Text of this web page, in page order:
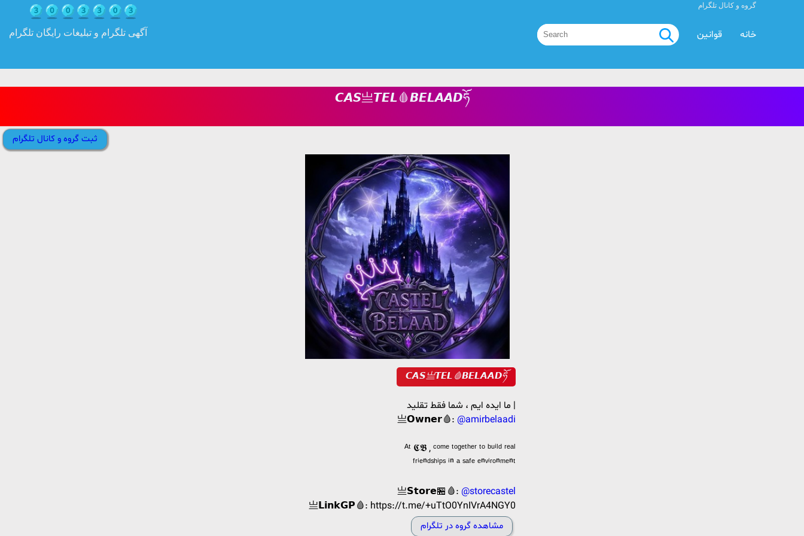
آگهی تلگرام و تبلیغات رایگان تلگرام
گروه و کانال تلگرام
قوانین خانه
𝘾𝘼𝙎亗𝙏𝙀𝙇🩸𝘽𝙀𝙇𝘼𝘼𝘿ཧོ
ثبت گروه و کانال تلگرام
𝘾𝘼𝙎亗𝙏𝙀𝙇🩸𝘽𝙀𝙇𝘼𝘼𝘿ཧོ
ما ایده ایم ، شما فقط تقلید |
亗𝗢𝘄𝗻𝗲𝗿🩸: @amirbelaadi
ᴬᵗ 𝕮𝕭 , ᶜᵒᵐᵉ ᵗᵒᵍᵉᵗʰᵉʳ ᵗᵒ ᵇᵘⁱˡᵈ ʳᵉᵃˡ
ᶠʳⁱᵉⁿᵈˢʰⁱᵖˢ ⁱⁿ ᵃ ˢᵃᶠᵉ ᵉⁿᵛⁱʳᵒⁿᵐᵉⁿᵗ
亗𝗦𝘁𝗼𝗿𝗲🏪🩸: @storecastel
亗𝗟𝗶𝗻𝗸𝗚𝗣🩸: https://t.me/+uTtO0YnIVrA4NGY0
مشاهده گروه در تلگرام